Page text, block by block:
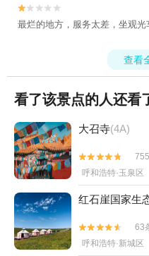


最烂的地方，服务太差，坐观
查看
看了该景点的人还看
大召寺(4A)


呼和浩特·玉泉区
红石崖国家生


63
呼和浩特·新城区